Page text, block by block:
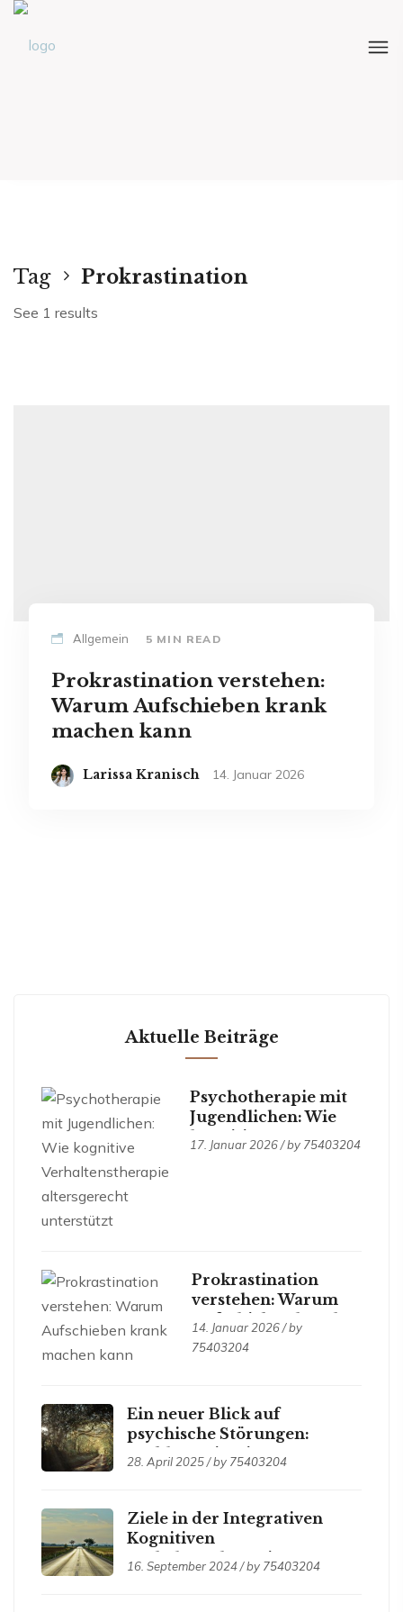
Tag Prokrastination
See 1 results
Allgemein 5 MIN READ
Prokrastination verstehen:
Warum Aufschieben krank
machen kann
Larissa Kranisch 14. Januar 2026
Aktuelle Beiträge
Psychotherapie mit
Jugendlichen: Wie
kognitive
Verhaltenstherapie
17. Januar 2026 / by 75403204
Prokrastination
verstehen: Warum
Aufschieben krank
machen kann
14. Januar 2026 / by
75403204
Ein neuer Blick auf
psychische Störungen:
problemorientierte
kognitive Psychodiagnostik
28. April 2025 / by 75403204
Ziele in der Integrativen
Kognitiven
Verhaltenstherapie: Der
Schlüssel zum Erfolg
16. September 2024 / by 75403204